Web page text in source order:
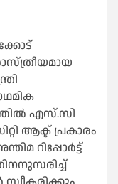
എസ്.സി
ആക്ട് പ്രകാരം
റിപ്പോര്‍ട്ട്